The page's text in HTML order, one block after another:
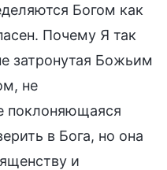
Богом как
Почему Я так
затронутая Божьим
не
поклоняющаяся
в Бога, но она
и